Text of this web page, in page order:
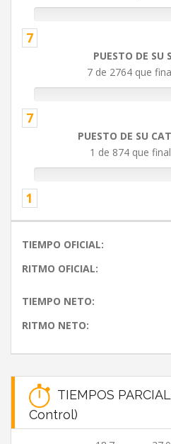
7
PUESTO DE SU
7 de 2764 que
7
PUESTO DE SU
1 de 874 que
1
TIEMPO OFICIAL:
RITMO OFICIAL:
TIEMPO NETO:
RITMO NETO:
TIEMPOS
Control)